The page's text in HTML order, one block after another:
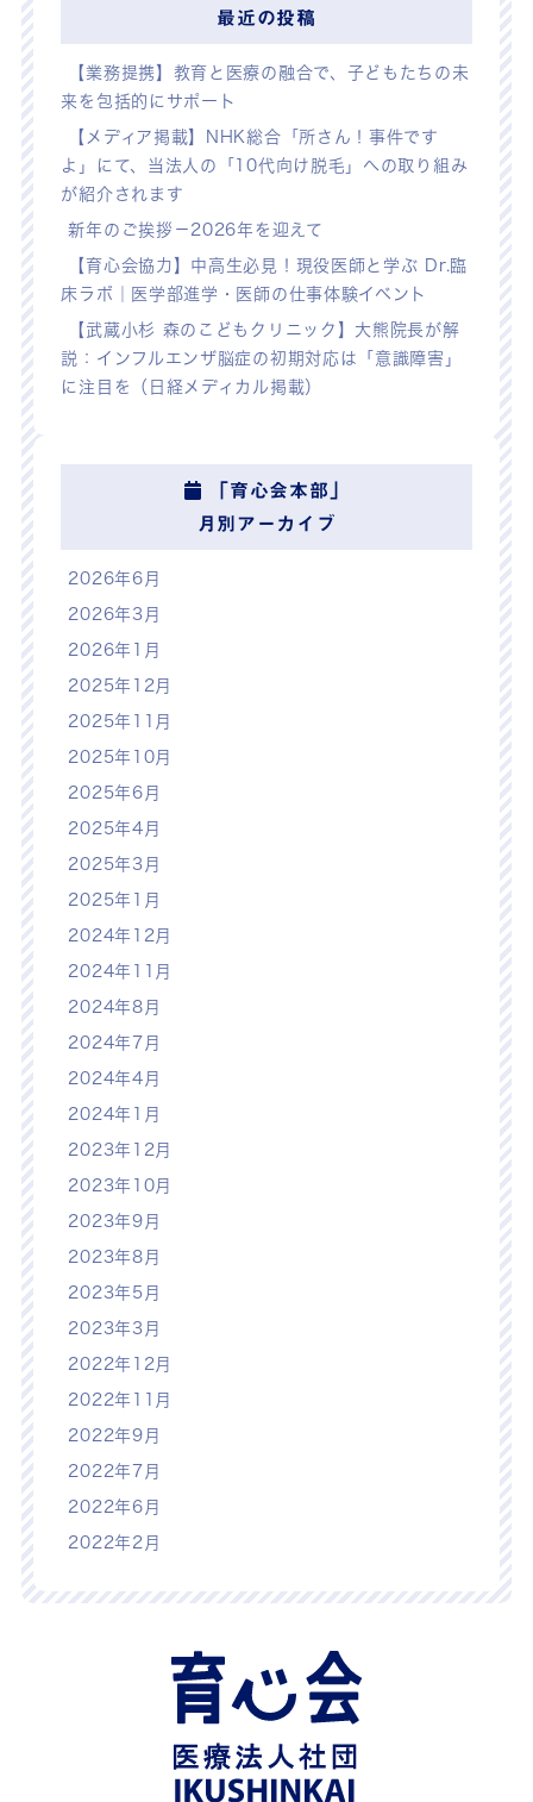
最近の投稿
【業務提携】教育と医療の融合で、子どもたちの未
来を包括的にサポート
【メディア掲載】NHK総合「所さん！事件です
よ」にて、当法人の「10代向け脱毛」への取り組み
が紹介されます
新年のご挨拶－2026年を迎えて
【育心会協力】中高生必見！現役医師と学ぶ Dr.臨
床ラボ｜医学部進学・医師の仕事体験イベント
【武蔵小杉 森のこどもクリニック】大熊院長が解
説：インフルエンザ脳症の初期対応は「意識障害」
に注目を（日経メディカル掲載）
「育心会本部」
月別アーカイブ
2026年6月
2026年3月
2026年1月
2025年12月
2025年11月
2025年10月
2025年6月
2025年4月
2025年3月
2025年1月
2024年12月
2024年11月
2024年8月
2024年7月
2024年4月
2024年1月
2023年12月
2023年10月
2023年9月
2023年8月
2023年5月
2023年3月
2022年12月
2022年11月
2022年9月
2022年7月
2022年6月
2022年2月